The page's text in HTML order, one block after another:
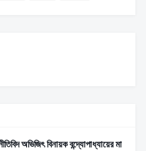
অভিজিৎ বিনায়ক বন্দ্যোপাধ্যায়ের মা